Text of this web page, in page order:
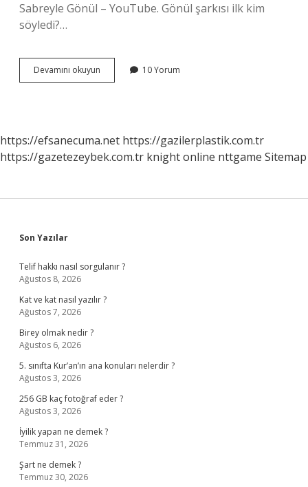
Sabreyle Gönül – YouTube. Gönül şarkısı ilk kim
söyledi?…
Devamını okuyun
Sabreyle
10 Yorum
https://efsanecuma.net https://gazilerplastik.com.tr
https://gazetezeybek.com.tr knight online nttgame Sitemap
Sidebar
Son Yazılar
Telif hakkı nasıl sorgulanır ?
Ağustos 8, 2026
Kat ve kat nasıl yazılır ?
Ağustos 7, 2026
Birey olmak nedir ?
Ağustos 6, 2026
5. sınıfta Kur’an’ın ana konuları nelerdir ?
Ağustos 3, 2026
256 GB kaç fotoğraf eder ?
Ağustos 3, 2026
İyilik yapan ne demek ?
Temmuz 31, 2026
Şart ne demek ?
Temmuz 30, 2026